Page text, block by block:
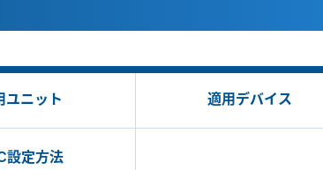
ユニット 適用デバイス
設定方法